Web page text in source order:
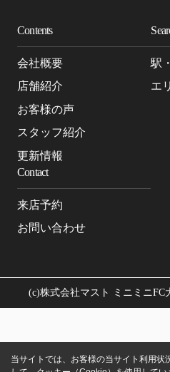
Contents
会社概要
店舗紹介
お客様の声
スタッフ紹介
更新情報
駅
エ
Contact
来店予約
お問い合わせ
(c)株式会社マスト ミニミニFC
当サイトでは、お客様の当サイト利用状